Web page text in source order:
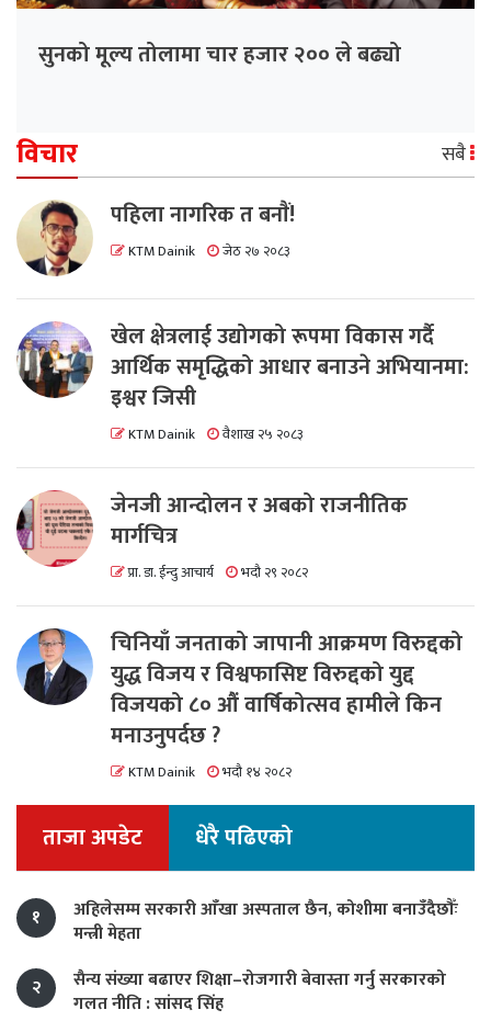
सुनको मूल्य तोलामा चार हजार २०० ले बढ्यो
विचार सबै
पहिला नागरिक त बनाैं!
KTM Dainik जेठ २७ २०८३
खेल क्षेत्रलाई उद्योगको रूपमा विकास गर्दै
आर्थिक समृद्धिको आधार बनाउने अभियानमा:
इश्वर जिसी
KTM Dainik वैशाख २५ २०८३
जेनजी आन्दोलन र अबको राजनीतिक
मार्गचित्र
प्रा. डा. ईन्दु आचार्य भदौ २९ २०८२
चिनियाँ जनताको जापानी आक्रमण विरुद्दको
युद्ध विजय र विश्वफासिष्ट विरुद्दको युद्द
विजयको ८० औं वार्षिकोत्सव हामीले किन
मनाउनुपर्दछ ?
KTM Dainik भदौ १४ २०८२
ताजा अपडेट धेरै पढिएको
१
अहिलेसम्म सरकारी आँखा अस्पताल छैन, कोशीमा बनाउँदैछौँः
मन्त्री मेहता
२
सैन्य संख्या बढाएर शिक्षा–रोजगारी बेवास्ता गर्नु सरकारको
गलत नीति : सांसद सिंह